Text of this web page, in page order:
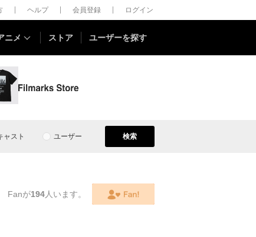
ヘルプ 会員登録 ログイン
ニメ ストア ユーザーを探す
ャスト ユーザー 検索
Fanが194人います。